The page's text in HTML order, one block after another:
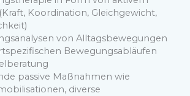
Koordination, Gleichgewicht,
von Alltagsbewegungen
Bewegungsabläufen
passive Maßnahmen wie
diverse